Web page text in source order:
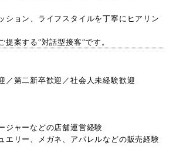
ション、ライフスタイルを丁寧にヒアリン
案する“対話型接客”です。
／第二新卒歓迎／社会人未経験歓迎
ジャーなどの店舗運営経験
エリー、メガネ、アパレルなどの販売経験